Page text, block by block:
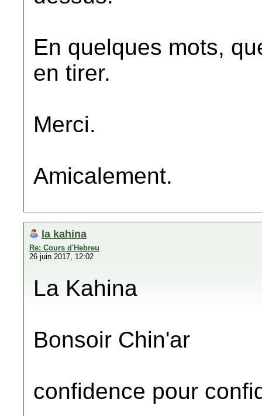
En quelques mots,
en tirer.
Merci.
Amicalement.
la kahina
Re: Cours d'Hebreu
26 juin 2017, 12:02
La Kahina
Bonsoir Chin'ar
confidence pour